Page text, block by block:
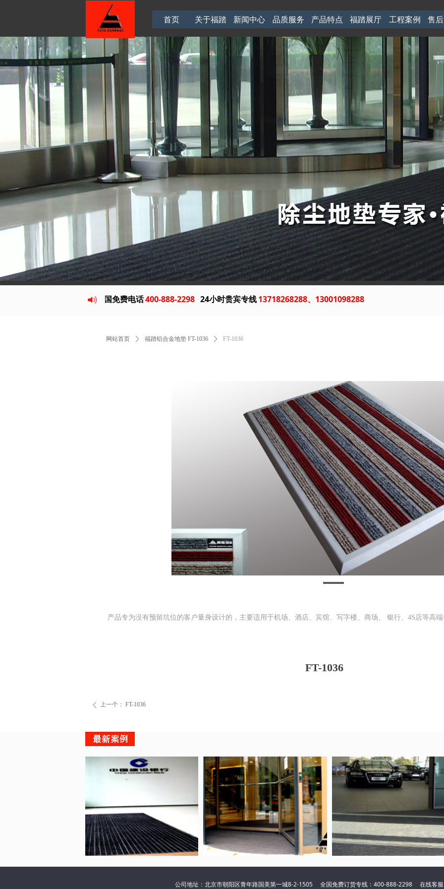
全国免费电话400-888-229824小时贵宾专线13718268288、13001098288
首页 关于福踏 新闻中心 品质服务 产品特点 福踏展厅 工程案例 售
网站首页 ꄲ 福踏铝合金地垫 FT-1036 ꄲ FT-1036
FT-1036
产品专为没有预留坑位的客户量身设计的，主要适用于机场、酒店、宾馆、写字楼、商场、 银行、4S店等高
ꄴ 上一个： FT-1036
公司地址：北京市朝阳区青年路国美第一城8-2-1505 全国免费订货专线：400-888-2298 在线客